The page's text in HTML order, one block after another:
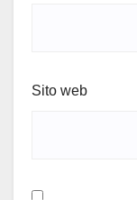
Sito web